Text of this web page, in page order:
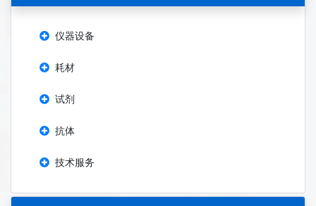
仪器设备
耗材
试剂
抗体
技术服务